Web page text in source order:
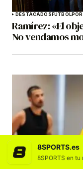
DESTACADOSFÚTBOL
Ramírez: «El
No vendamos
DESTACADOSHIDRAMAR
8SPORTS.es
8SPORTS en tu